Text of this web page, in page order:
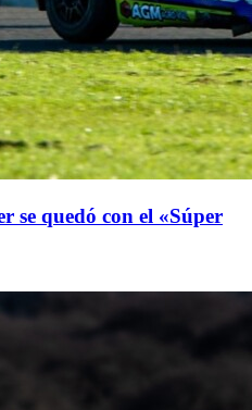
se quedó con el «Súper